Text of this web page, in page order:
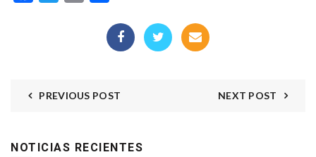
PREVIOUS POST NEXT POST
NOTICIAS RECIENTES